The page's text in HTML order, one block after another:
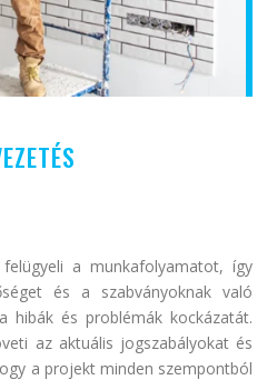
a munkafolyamatot, így
és a szabványoknak való
hibák és problémák kockázatát.
az aktuális jogszabályokat és
a projekt minden szempontból